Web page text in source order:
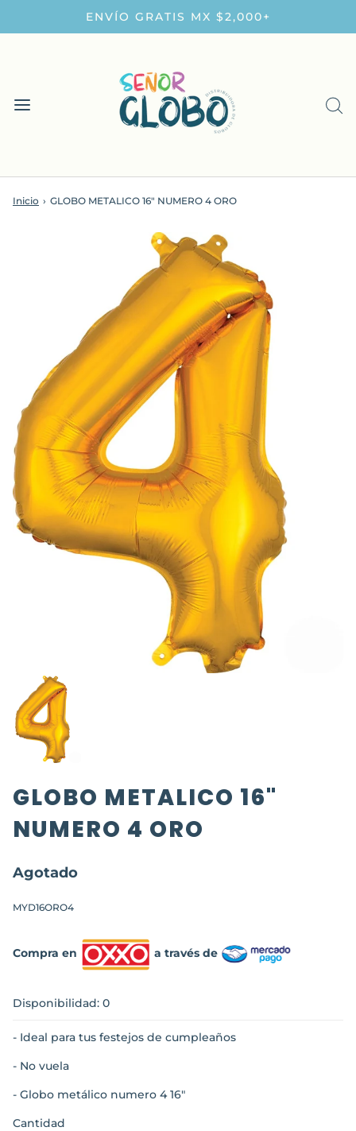
ENVÍO GRATIS MX $2,000+
Inicio › GLOBO METALICO 16" NUMERO 4 ORO
GLOBO METALICO 16"
NUMERO 4 ORO
Agotado
MYD16ORO4
Compra en a través de
Disponibilidad: 0
- Ideal para tus festejos de cumpleaños
- No vuela
- Globo metálico numero 4 16"
Cantidad